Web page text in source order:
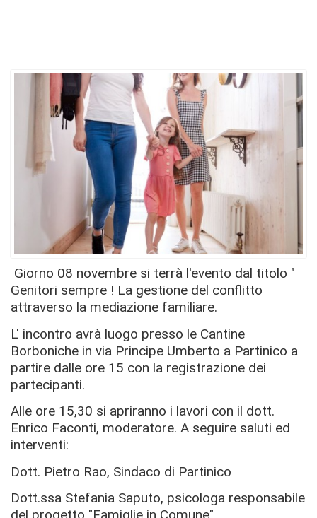
Giorno 08 novembre si terrà l'evento dal titolo "
Genitori sempre ! La gestione del conflitto
attraverso la mediazione familiare.
L' incontro avrà luogo presso le Cantine
Borboniche in via Principe Umberto a Partinico a
partire dalle ore 15 con la registrazione dei
partecipanti.
Alle ore 15,30 si apriranno i lavori con il dott.
Enrico Faconti, moderatore. A seguire saluti ed
interventi:
Dott. Pietro Rao, Sindaco di Partinico
Dott.ssa Stefania Saputo, psicologa responsabile